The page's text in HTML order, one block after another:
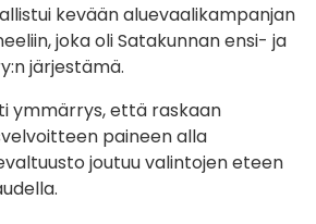
kevään aluevaalikampanjan
joka oli Satakunnan ensi- ja
järjestämä.
ymmärrys, että raskaan
paineen alla
joutuu valintojen eteen